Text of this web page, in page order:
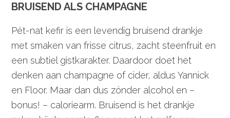
BRUISEND ALS CHAMPAGNE
Pét-nat kefir is een levendig bruisend drankje
met smaken van frisse citrus, zacht steenfruit en
een subtiel gistkarakter. Daardoor doet het
denken aan champagne of cider, aldus Yannick
en Floor. Maar dan dus zónder alcohol en –
bonus! – caloriearm. Bruisend is het drankje